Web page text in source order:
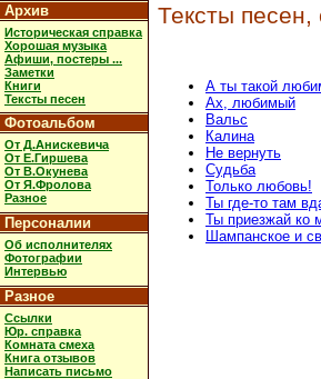
Архив
Историческая справка
Хорошая музыка
Афиши, постеры ...
Заметки
Книги
Тексты песен
Фотоальбом
От Д.Анискевича
От Е.Гиршева
От В.Окунева
От Я.Фролова
Разное
Персоналии
Об исполнителях
Фотографии
Интервью
Разное
Ссылки
Юр. справка
Комната смеха
Книга отзывов
Написать письмо
Тексты песен,
А ты такой
Ах, любимый
Вальс
Калина
Не вернуть
Судьба
Только любовь!
Ты где-то там
Ты приезжай ко
Шампанское и